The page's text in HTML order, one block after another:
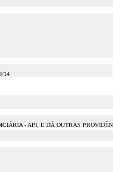
14
- API, E DÁ OUTRAS